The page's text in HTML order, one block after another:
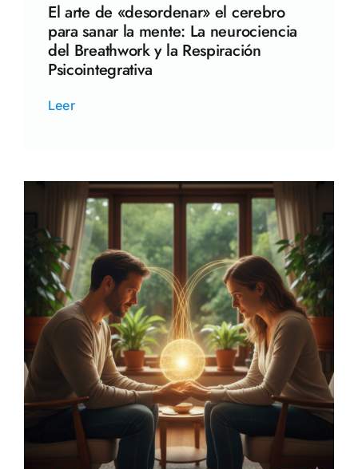
El arte de «desordenar» el cerebro
para sanar la mente: La neurociencia
del Breathwork y la Respiración
Psicointegrativa
Leer